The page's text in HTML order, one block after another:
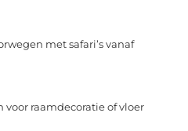
met safari’s vanaf
voor raamdecoratie of vloer